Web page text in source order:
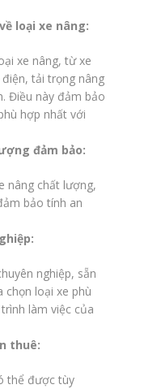
loại xe nâng:
xe nâng, từ xe
tải trọng nâng
Điều này đảm bảo
hợp nhất với
đảm bảo:
nâng chất lượng,
bảo tính an
nghiệp, sẵn
chọn loại xe phù
làm việc của
thuê:
thể được tùy